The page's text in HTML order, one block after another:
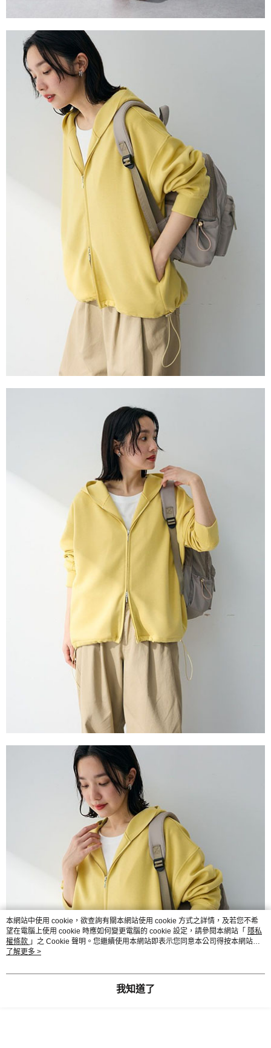
本網站中使用 cookie，欲查詢有關本網站使用 cookie 方式之詳情，及若您不希
望在電腦上使用 cookie 時應如何變更電腦的 cookie 設定，請參閱本網站「 隱私
權條款 」之 Cookie 聲明。您繼續使用本網站即表示您同意本公司得按本網站使
用條款之 Cookie 聲明使用 cookie。
了解更多 >
我知道了